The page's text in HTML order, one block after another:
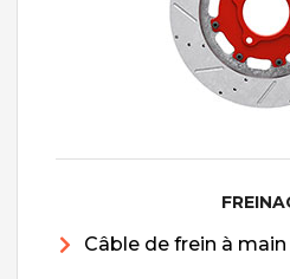
Câble de frein à main